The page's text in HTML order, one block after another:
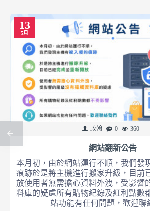
13
5月
政翰 0 360
網站翻新公告
本月初，由於網站運行不順，我們發
痕跡於是將主機進行搬家升級，目前
放使用者無需擔心資料外洩，受影響
料庫的疑慮所有購物紀錄及紅利點數
站功能有任何問題，歡迎聯